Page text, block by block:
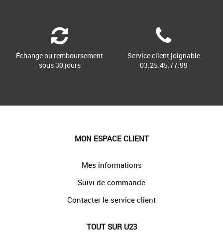
Échange ou remboursement
sous 30 jours
Service client joignable
03.25.45.77.99
MON ESPACE CLIENT
Mes informations
Suivi de commande
Contacter le service client
TOUT SUR U23